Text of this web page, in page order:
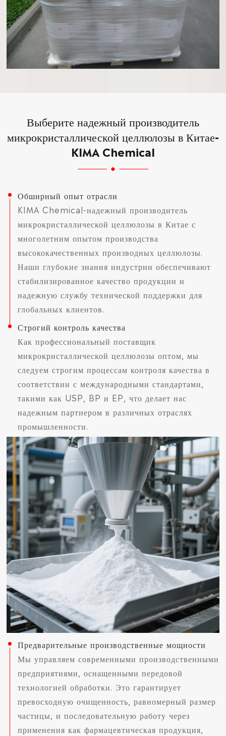
Выберите надежный производитель
микрокристаллической целлюлозы в Китае-
KIMA Chemical
Обширный опыт отрасли
KIMA Chemical-надежный производитель
микрокристаллической целлюлозы в Китае с
многолетним опытом производства
высококачественных производных целлюлозы.
Наши глубокие знания индустрии обеспечивают
стабилизированное качество продукции и
надежную службу технической поддержки для
глобальных клиентов.
Строгий контроль качества
Как профессиональный поставщик
микрокристаллической целлюлозы оптом, мы
следуем строгим процессам контроля качества в
соответствии с международными стандартами,
такими как USP, BP и EP, что делает нас
надежным партнером в различных отраслях
промышленности.
Предварительные производственные мощности
Мы управляем современными производственными
предприятиями, оснащенными передовой
технологией обработки. Это гарантирует
превосходную очищенность, равномерный размер
частицы, и последовательную работу через
применения как фармацевтическая продукция,